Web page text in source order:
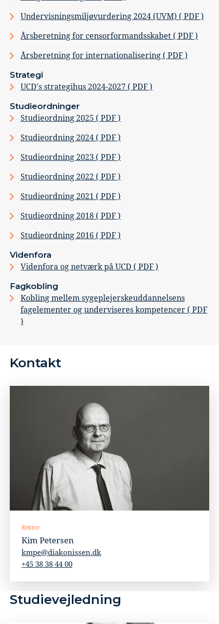
Undervisningsmiljøvurdering 2024 (UVM) ( PDF )
Årsberetning for censorformandsskabet ( PDF )
Årsberetning for internationalisering ( PDF )
Strategi
UCD's strategihus 2024-2027 ( PDF )
Studieordninger
Studieordning 2025 ( PDF )
Studieordning 2024 ( PDF )
Studieordning 2023 ( PDF )
Studieordning 2022 ( PDF )
Studieordning 2021 ( PDF )
Studieordning 2018 ( PDF )
Studieordning 2016 ( PDF )
Videnfora
Videnfora og netværk på UCD ( PDF )
Fagkobling
Kobling mellem sygeplejerskeuddannelsens
fagelementer og underviseres kompetencer ( PDF
)
Kontakt
Rektor
Kim Petersen
kmpe@diakonissen.dk
+45 38 38 44 00
Studievejledning